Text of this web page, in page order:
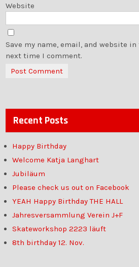
Website
Save my name, email, and website
next time I comment.
Recent Posts
Happy Birthday
Welcome Katja Langhart
Jubiläum
Please check us out on Facebook
YEAH Happy Birthday THE HALL
Jahresversammlung Verein J+F
Skateworkshop 2223 läuft
8th birthday 12. Nov.